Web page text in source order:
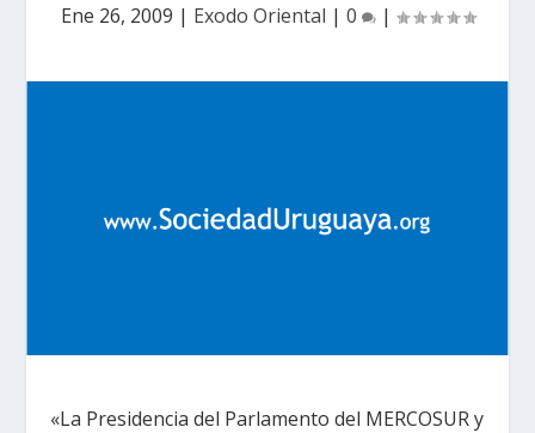
Ene 26, 2009 | Exodo Oriental | 0 |
«La Presidencia del Parlamento del MERCOSUR y